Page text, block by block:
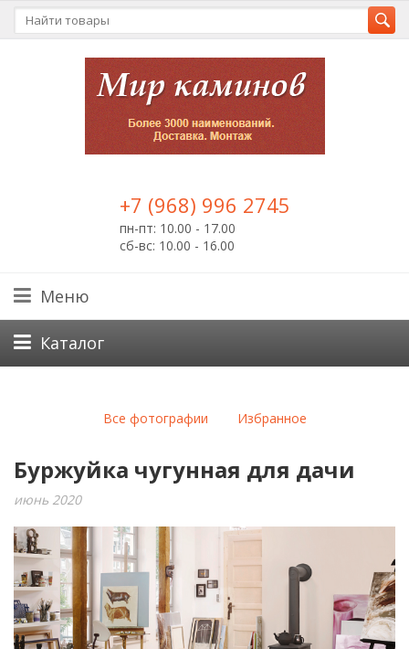
+7 (968) 996 2745
пн-пт: 10.00 - 17.00
сб-вс: 10.00 - 16.00
Меню
Каталог
Все фотографии Избранное
Буржуйка чугунная для дачи
июнь 2020